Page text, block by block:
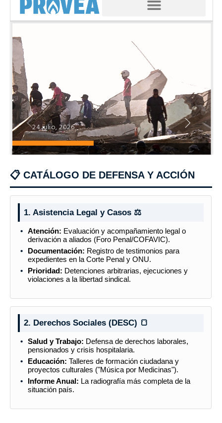
📋 CATÁLOGO DE DEFENSA Y ACCIÓN
1. Asistencia Legal y Casos ⚖️
Atención: Evaluación y acompañamiento legal o
derivación a aliados (Foro Penal/COFAVIC).
Documentación: Registro de testimonios para
expedientes en la Corte Penal y ONU.
Prioridad: Detenciones arbitrarias, ejecuciones y
violaciones a la libertad sindical.
2. Derechos Sociales (DESC) 🍞
Salud y Trabajo: Defensa de derechos laborales,
pensionados y crisis hospitalaria.
Educación: Talleres de formación ciudadana y
proyectos culturales ("Música por Medicinas").
Informe Anual: La radiografía más completa de la
situación país.